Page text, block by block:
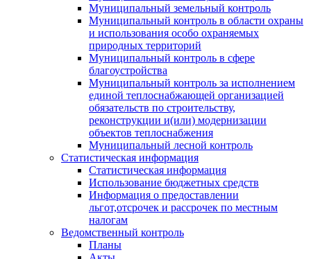
Муниципальный земельный контроль
Муниципальный контроль в области охраны
и использования особо охраняемых
природных территорий
Муниципальный контроль в сфере
благоустройства
Муниципальный контроль за исполнением
единой теплоснабжающей организацией
обязательств по строительству,
реконструкции и(или) модернизации
объектов теплоснабжения
Муниципальный лесной контроль
Статистическая информация
Статистическая информация
Использование бюджетных средств
Информация о предоставлении
льгот,отсрочек и рассрочек по местным
налогам
Ведомственный контроль
Планы